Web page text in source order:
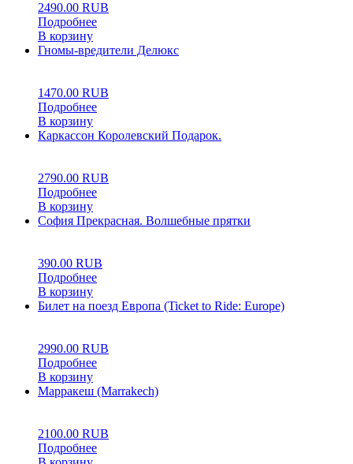
2490.00 RUB
Подробнее
В корзину
Гномы-вредители Делюкс
1470.00 RUB
Подробнее
В корзину
Каркассон Королевский Подарок.
2790.00 RUB
Подробнее
В корзину
София Прекрасная. Волшебные прятки
390.00 RUB
Подробнее
В корзину
Билет на поезд Европа (Ticket to Ride: Europe)
2990.00 RUB
Подробнее
В корзину
Марракеш (Marrakech)
2100.00 RUB
Подробнее